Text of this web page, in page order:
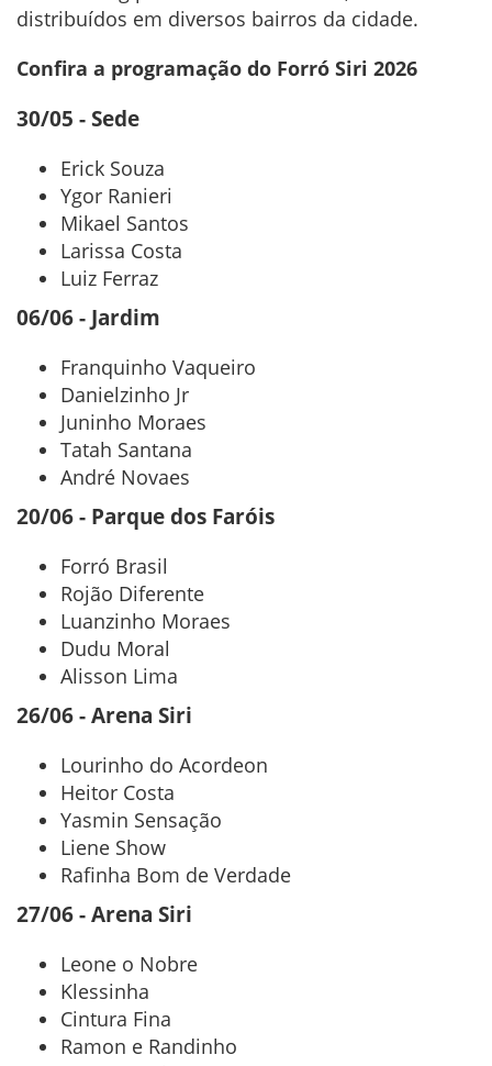
distribuídos em diversos bairros da cidade.
Confira a programação do Forró Siri 2026
30/05 - Sede
Erick Souza
Ygor Ranieri
Mikael Santos
Larissa Costa
Luiz Ferraz
06/06 - Jardim
Franquinho Vaqueiro
Danielzinho Jr
Juninho Moraes
Tatah Santana
André Novaes
20/06 - Parque dos Faróis
Forró Brasil
Rojão Diferente
Luanzinho Moraes
Dudu Moral
Alisson Lima
26/06 - Arena Siri
Lourinho do Acordeon
Heitor Costa
Yasmin Sensação
Liene Show
Rafinha Bom de Verdade
27/06 - Arena Siri
Leone o Nobre
Klessinha
Cintura Fina
Ramon e Randinho